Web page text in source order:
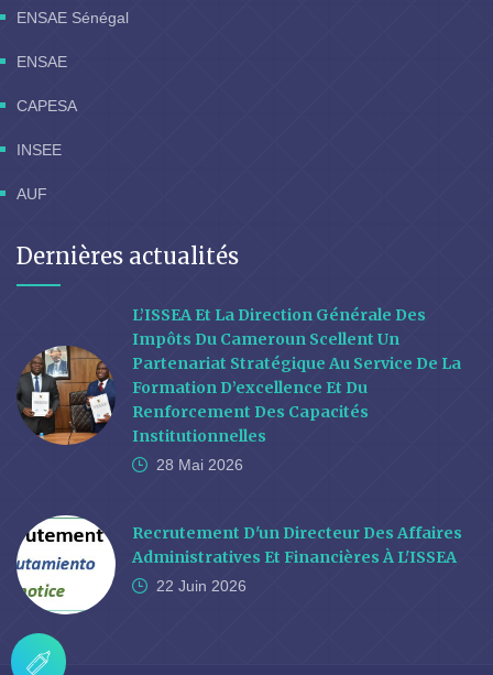
ENSAE Sénégal
ENSAE
CAPESA
INSEE
AUF
Dernières actualités
L’ISSEA Et La Direction Générale Des
Impôts Du Cameroun Scellent Un
Partenariat Stratégique Au Service De La
Formation D’excellence Et Du
Renforcement Des Capacités
Institutionnelles
28 Mai 2026
Recrutement D'un Directeur Des Affaires
Administratives Et Financières À L'ISSEA
22 Juin 2026